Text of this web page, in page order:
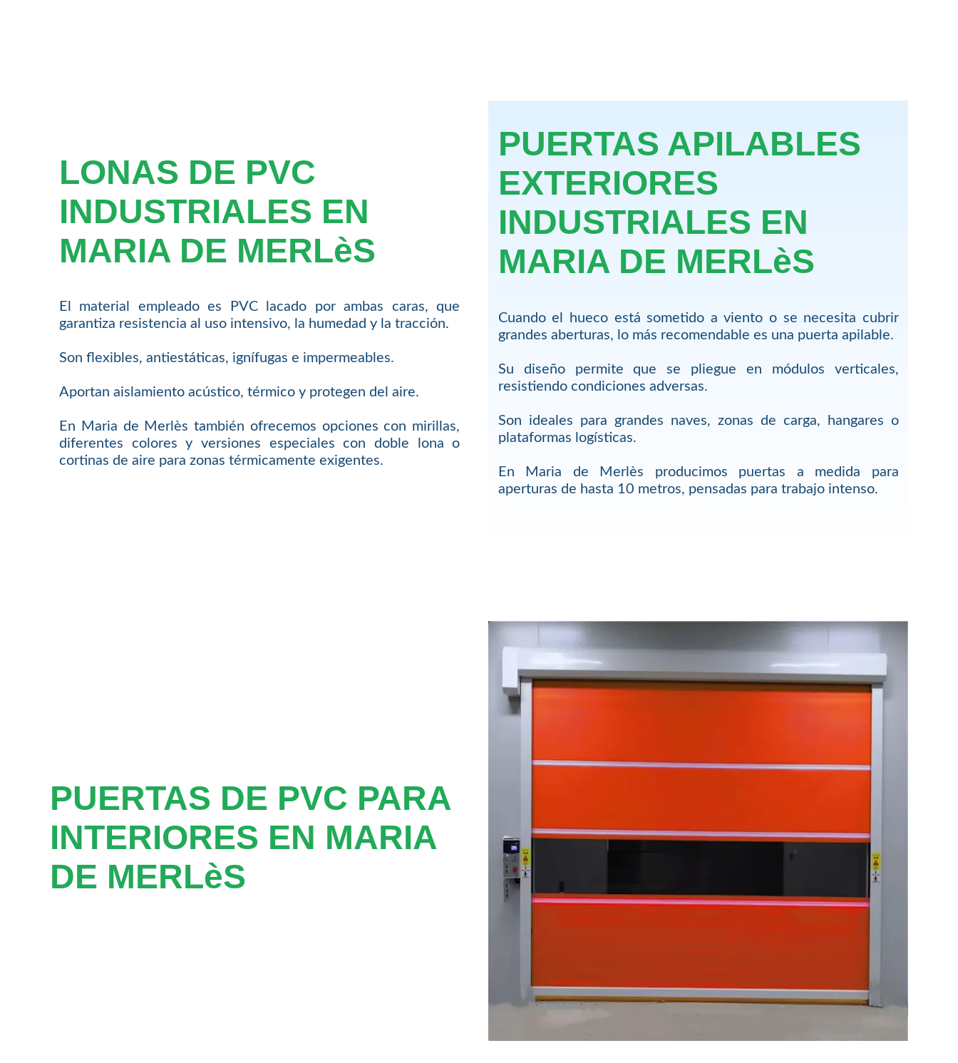
LONAS DE PVC
INDUSTRIALES EN
MARIA DE MERLèS
El material empleado es PVC lacado por ambas caras, que
garantiza resistencia al uso intensivo, la humedad y la tracción.
Son flexibles, antiestáticas, ignífugas e impermeables.
Aportan aislamiento acústico, térmico y protegen del aire.
En Maria de Merlès también ofrecemos opciones con mirillas,
diferentes colores y versiones especiales con doble lona o
cortinas de aire para zonas térmicamente exigentes.
PUERTAS APILABLES
EXTERIORES
INDUSTRIALES EN
MARIA DE MERLèS
Cuando el hueco está sometido a viento o se necesita cubrir
grandes aberturas, lo más recomendable es una puerta apilable.
Su diseño permite que se pliegue en módulos verticales,
resistiendo condiciones adversas.
Son ideales para grandes naves, zonas de carga, hangares o
plataformas logísticas.
En Maria de Merlès producimos puertas a medida para
aperturas de hasta 10 metros, pensadas para trabajo intenso.
PUERTAS DE PVC PARA
INTERIORES EN MARIA
DE MERLèS